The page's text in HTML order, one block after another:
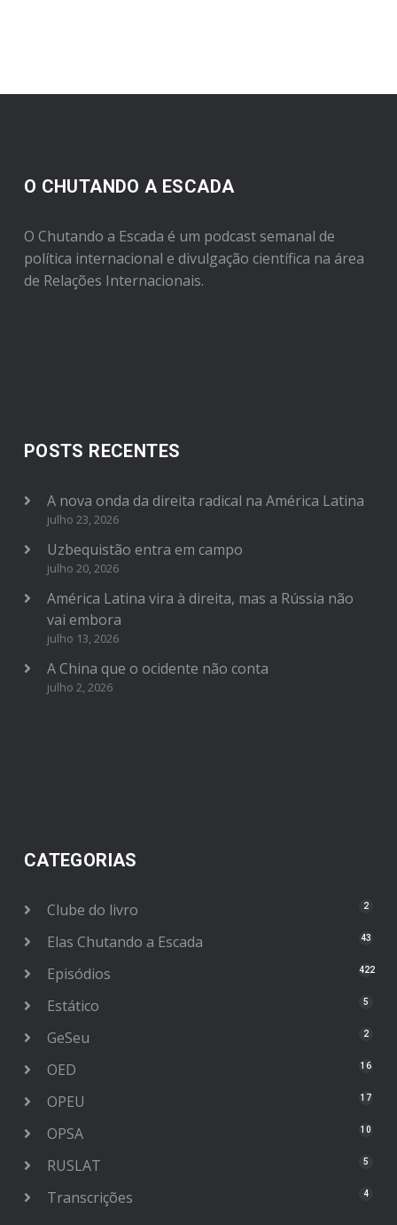
O CHUTANDO A ESCADA
O Chutando a Escada é um podcast semanal de
política internacional e divulgação científica na área
de Relações Internacionais.
POSTS RECENTES
A nova onda da direita radical na América Latina
julho 23, 2026
Uzbequistão entra em campo
julho 20, 2026
América Latina vira à direita, mas a Rússia não
vai embora
julho 13, 2026
A China que o ocidente não conta
julho 2, 2026
CATEGORIAS
Clube do livro 2
Elas Chutando a Escada 43
Episódios 422
Estático 5
GeSeu 2
OED 16
OPEU 17
OPSA 10
RUSLAT 5
Transcrições 4